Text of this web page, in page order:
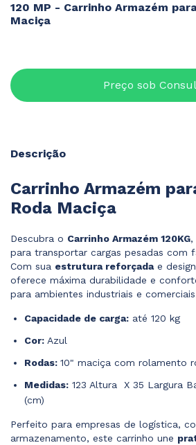
120 MP - Carrinho Armazém
Maciça
Descrição
Carrinho Armazém
Roda Maciça
Descubra o Carrinho Armazém 120KG,
para transportar cargas pesadas com
Com sua estrutura reforçadae
oferece máxima durabilidade e
para ambientes industriais e
Capacidade de carga: até 120 kg
Cor: Azul
Rodas: 10" maciça com rolamento
Medidas: 123 Altura X 35 Largura
(cm)
Perfeito para empresas de logística,
armazenamento, este carrinho une